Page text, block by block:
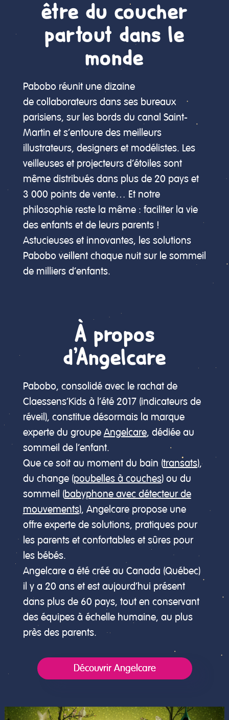
être du coucher
partout dans le
monde
Pabobo réunit une dizaine
de collaborateurs dans ses bureaux
parisiens, sur les bords du canal Saint-
Martin et s’entoure des meilleurs
illustrateurs, designers et modélistes. Les
veilleuses et projecteurs d’étoiles sont
même distribués dans plus de 20 pays et
3 000 points de vente… Et notre
philosophie reste la même : faciliter la vie
des enfants et de leurs parents !
Astucieuses et innovantes, les solutions
Pabobo veillent chaque nuit sur le sommeil
de milliers d’enfants.
À propos
d’Angelcare
Pabobo, consolidé avec le rachat de
Claessens’Kids à l’été 2017 (indicateurs de
réveil), constitue désormais la marque
experte du groupe Angelcare, dédiée au
sommeil de l’enfant.
Que ce soit au moment du bain (transats),
du change (poubelles à couches) ou du
sommeil (babyphone avec détecteur de
mouvements), Angelcare propose une
offre experte de solutions, pratiques pour
les parents et confortables et sûres pour
les bébés.
Angelcare a été créé au Canada (Québec)
il y a 20 ans et est aujourd’hui présent
dans plus de 60 pays, tout en conservant
des équipes à échelle humaine, au plus
près des parents.
Découvrir Angelcare